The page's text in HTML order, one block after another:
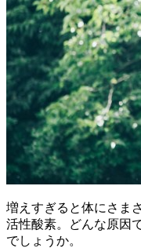
増えすぎると体にさま
活性酸素。どんな原因
でしょうか。